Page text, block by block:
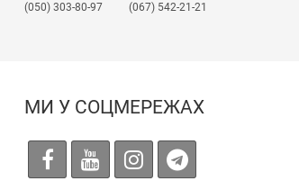
(050) 303-80-97
(067) 542-21-21
МИ У СОЦМЕРЕЖАХ